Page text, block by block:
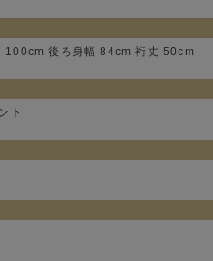
100cm 後ろ身幅 84cm 裄丈 50cm
ト